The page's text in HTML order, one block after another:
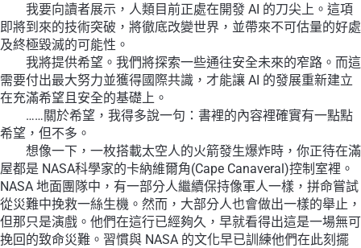
我要向讀者展示，人類目前正處在開發 AI 的刀尖上。這項
即將到來的技術突破，將徹底改變世界，並帶來不可估量的好處
及終極毀滅的可能性。
我將提供希望。我們將探索一些通往安全未來的窄路。而這
需要付出最大努力並獲得國際共識，才能讓 AI 的發展重新建立
在充滿希望且安全的基礎上。
……關於希望，我得多說一句：書裡的內容裡確實有一點點
希望，但不多。
想像一下，一枚搭載太空人的火箭發生爆炸時，你正待在滿
屋都是 NASA科學家的卡納維爾角(Cape Canaveral)控制室裡。
NASA 地面團隊中，有一部分人繼續保持像軍人一樣，拼命嘗試
從災難中挽救一絲生機。然而，大部分人也會做出一樣的舉止，
但那只是演戲。他們在這行已經夠久，早就看得出這是一場無可
挽回的致命災難。習慣與 NASA 的文化早已訓練他們在此刻擺